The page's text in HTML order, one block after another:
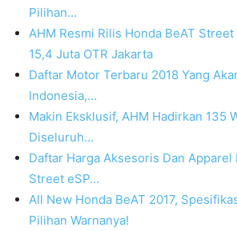
Pilihan…
AHM Resmi Rilis Honda BeAT Street
15,4 Juta OTR Jakarta
Daftar Motor Terbaru 2018 Yang
Indonesia,…
Makin Eksklusif, AHM Hadirkan 135
Diseluruh…
Daftar Harga Aksesoris Dan Apparel
Street eSP…
All New Honda BeAT 2017,
Pilihan Warnanya!